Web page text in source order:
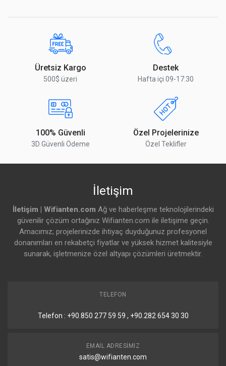
Üretsiz Kargo
500$ üzeri
Destek
Hafta içi 09-17:30
100% Güvenli
3D Güvenli Ödeme
Özel Projelerinize
Özel Teklifler
İletişim
İletişim | Wifianten.com Ağ ve haberleşme teknolojilerindeki
güvenilir çözüm ortağınız Wifianten.com ile iletişime geçin.
Amacımız; projelerinizde ihtiyaç duyduğunuz profesyonel
donanımları en rekabetçi fiyatlar ve yüksek hizmet kalitesiyle
sunarak, işletmenize özel altyapı çözümleri üretmektir.
TELEFON
Telefon : +90.850 277 59 59 , +90.282 654 30 30
EMAIL ADRESIMIZ
satis@wifianten.com